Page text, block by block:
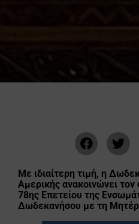
Με ιδιαίτερη τιμή, η
Αμερικής ανακοινώνει
78ης Επετείου της
Δωδεκανήσου με τη